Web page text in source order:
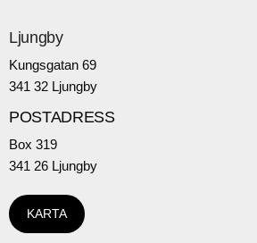
Ljungby
Kungsgatan 69
341 32 Ljungby
POSTADRESS
Box 319
341 26 Ljungby
KARTA